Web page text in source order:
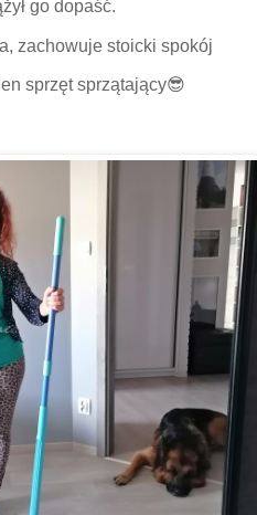
go dopaść.
zachowuje stoicki spokój
sprzęt sprzątający😎